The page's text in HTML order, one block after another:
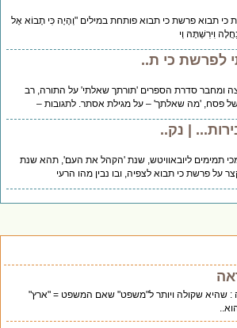
פרשת כי תבוא פותחת במילים "וְהָיָה כִּי תָבוֹא אֶל
וִירִשְׁתָּהּ וְי
לפרשת כי ת..
סדרת הספרים 'תורתך שאלתי' על התורה, רב
'מה שאלתך' – על מגילת אסתר. לתגובות –
| נק..
תמימים ליובאוויטש, שנת 'הקהל את העם', תהא שנת
על פרשת כי תבוא לצפיה, ובו נבין מהו הרעי
שקולה ויותר ל"משפט" שאם המשפט = "ארץ"